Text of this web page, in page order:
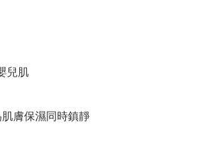
兒肌
膚保濕同時鎮靜